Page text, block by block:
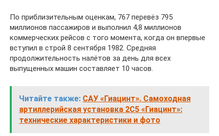
По приблизительным оценкам, 767 перевёз 795
миллионов пассажиров и выполнил 4,8 миллионов
коммерческих рейсов с того момента, когда он впервые
вступил в строй 8 сентября 1982. Средняя
продолжительность налётов за день для всех
выпущенных машин составляет 10 часов.
Читайте также: САУ «Гиацинт». Самоходная
артиллерийская установка 2С5 «Гиацинт»:
технические характеристики и фото